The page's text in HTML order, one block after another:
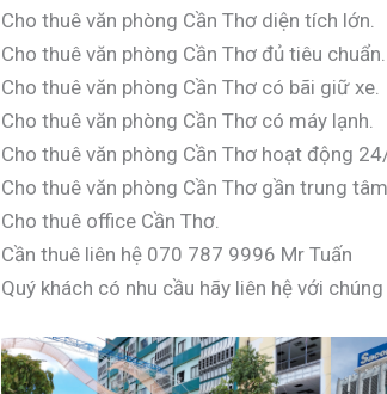
Cho thuê văn phòng Cần Thơ diện tích lớn.
Cho thuê văn phòng Cần Thơ đủ tiêu chuẩn.
Cho thuê văn phòng Cần Thơ có bãi giữ xe.
Cho thuê văn phòng Cần Thơ có máy lạnh.
Cho thuê văn phòng Cần Thơ hoạt động
Cho thuê văn phòng Cần Thơ gần trung
Cho thuê office Cần Thơ.
Cần thuê liên hệ 070 787 9996 Mr Tuấn
Quý khách có nhu cầu hãy liên hệ với